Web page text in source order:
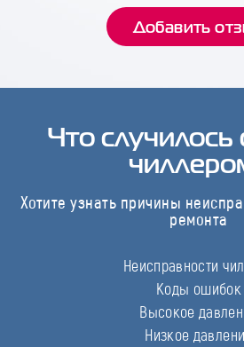
Добавить
Что
Хотите узнать причины
ремонта
Неисправности
Коды ошибок
Высокое
Низкое